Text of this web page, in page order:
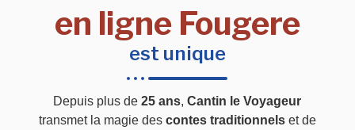
en ligne Fougere
est unique
Depuis plus de25 ans,Cantin le Voyageur
transmet la magie des contes traditionnelset de